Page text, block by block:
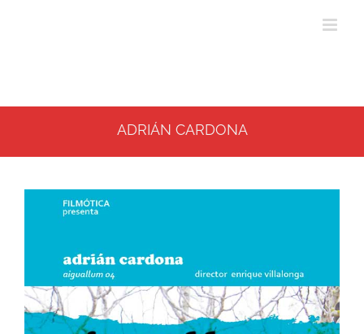
ADRIÁN CARDONA